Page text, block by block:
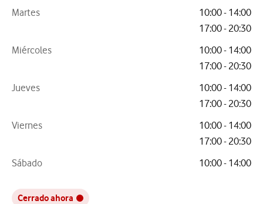
Martes
10:00 - 14:00
17:00 - 20:30
Miércoles
10:00 - 14:00
17:00 - 20:30
Jueves
10:00 - 14:00
17:00 - 20:30
Viernes
10:00 - 14:00
17:00 - 20:30
Sábado
10:00 - 14:00
Cerrado ahora